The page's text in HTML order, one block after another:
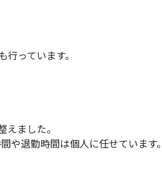
っています。
ました。
や退勤時間は個人に任せています。